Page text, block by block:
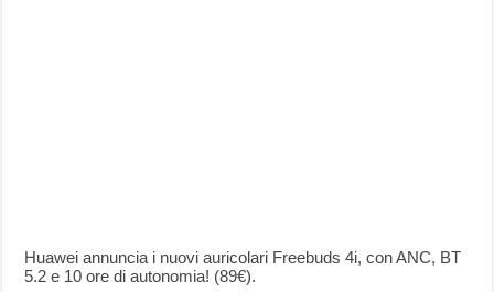
Huawei annuncia i nuovi auricolari Freebuds 4i, con ANC, BT
5.2 e 10 ore di autonomia! (89€).